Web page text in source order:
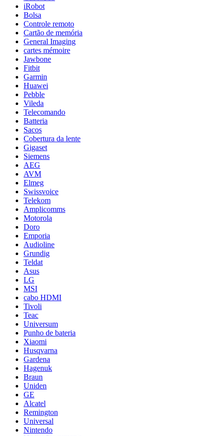
iRobot
Bolsa
Controle remoto
Cartão de memória
General Imaging
cartes mémoire
Jawbone
Fitbit
Garmin
Huawei
Pebble
Vileda
Telecomando
Batteria
Sacos
Cobertura da lente
Gigaset
Siemens
AEG
AVM
Elmeg
Swissvoice
Telekom
Amplicomms
Motorola
Doro
Emporia
Audioline
Grundig
Teldat
Asus
LG
MSI
cabo HDMI
Tivoli
Teac
Universum
Punho de bateria
Xiaomi
Husqvarna
Gardena
Hagenuk
Braun
Uniden
GE
Alcatel
Remington
Universal
Nintendo